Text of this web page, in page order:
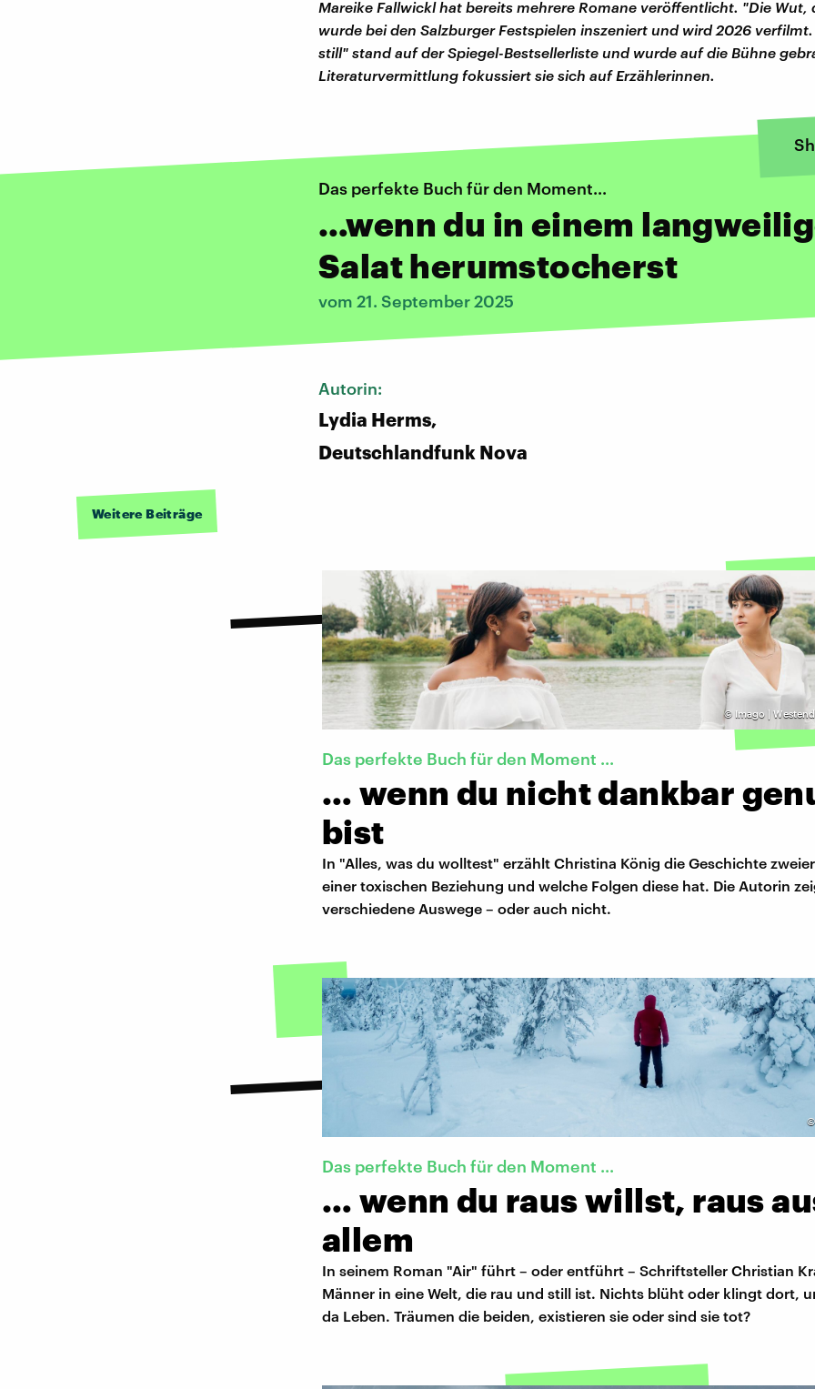
Mareike Fallwickl hat bereits mehrere Romane veröffentlicht. "Die Wut,
wurde bei den Salzburger Festspielen inszeniert und wird 2026
still" stand auf der Spiegel-Bestsellerliste und wurde auf die Bühne
Literaturvermittlung fokussiert sie sich auf Erzählerinnen.
Das perfekte Buch für den Moment...
…wenn du in einem
Salat herumstocherst
vom 21. September 2025
Autorin:
Lydia Herms,
Deutschlandfunk Nova
Weitere Beiträge
© Imago |
Das perfekte Buch für den Moment ...
… wenn du nicht dankbar
bist
In "Alles, was du wolltest" erzählt Christina König die Geschichte
einer toxischen Beziehung und welche Folgen diese hat. Die Autorin
verschiedene Auswege – oder auch nicht.
Das perfekte Buch für den Moment ...
… wenn du raus willst, raus
allem
In seinem Roman "Air" führt – oder entführt ­– Schriftsteller Christian
Männer in eine Welt, die rau und still ist. Nichts blüht oder klingt dort,
da Leben. Träumen die beiden, existieren sie oder sind sie tot?